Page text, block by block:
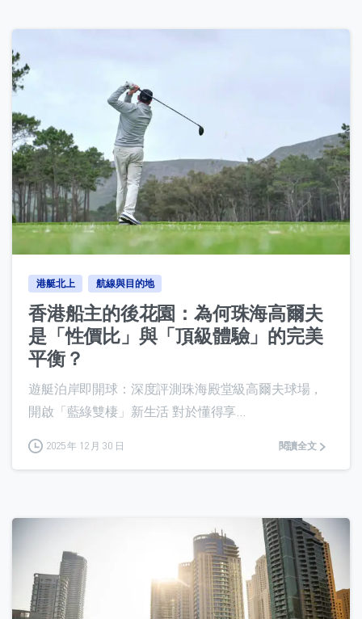
0
港艇北上 航線與目的地
香港船主的後花園：為何珠海高爾夫
是「性價比」與「頂級體驗」的完美
平衡？
遊艇泊岸即開球：深度評測珠海殿堂級高爾夫球場，
開啟「藍綠雙棲」新生活 對於懂得享...
2025 年 12 月 30 日 閱讀全文